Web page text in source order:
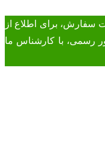
سفارش، برای اطلاع از
رسمی، با کارشناس ما